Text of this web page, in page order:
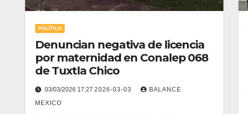
POLÍTICA
Denuncian negativa de licencia
por maternidad en Conalep 068
de Tuxtla Chico
03/03/2026 17:27 2026-03-03
BALANCE
MEXICO